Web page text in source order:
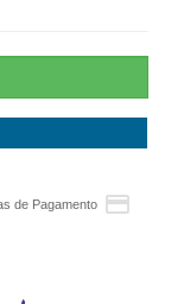
de Pagamento 